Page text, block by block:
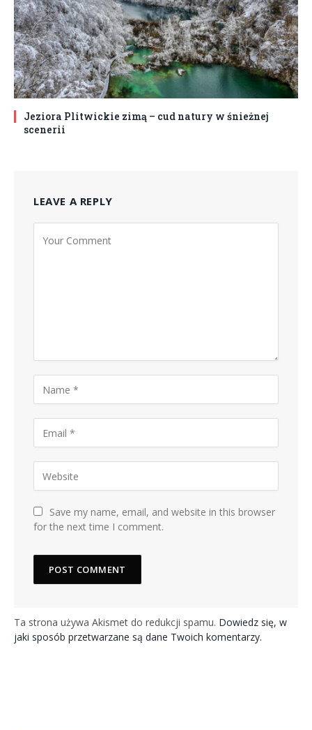
Jeziora Plitwickie zimą – cud natury w śnieżnej
scenerii
LEAVE A REPLY
Save my name, email, and website in this browser
for the next time I comment.
Ta strona używa Akismet do redukcji spamu. Dowiedz się, w
jaki sposób przetwarzane są dane Twoich komentarzy.